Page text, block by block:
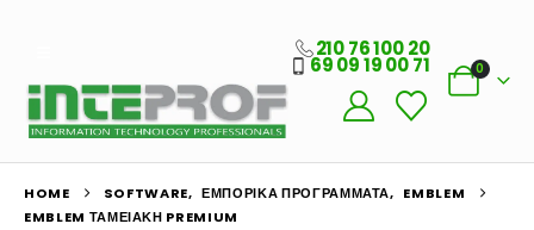
210 76 100 20
69 09 19 00 71 0
HOME SOFTWARE, ΕΜΠΟΡΙΚΆ ΠΡΟΓΡΆΜΜΑΤΑ, EMBLEM
EMBLEM ΤΑΜΕΙΑΚΉ PREMIUM